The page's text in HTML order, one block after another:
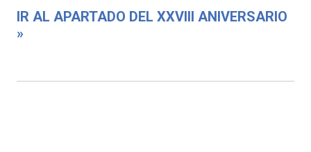
IR AL APARTADO DEL XXVIII ANIVERSARIO
»